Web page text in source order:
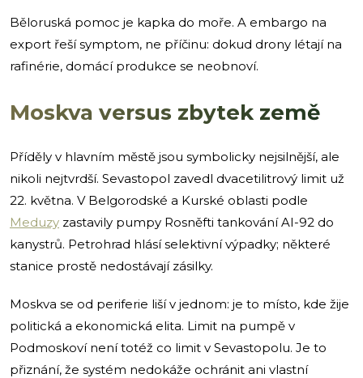
Běloruská pomoc je kapka do moře. A embargo na
export řeší symptom, ne příčinu: dokud drony létají na
rafinérie, domácí produkce se neobnoví.
Moskva versus zbytek země
Příděly v hlavním městě jsou symbolicky nejsilnější, ale
nikoli nejtvrdší. Sevastopol zavedl dvacetilitrový limit už
22. května. V Belgorodské a Kurské oblasti podle
Meduzy zastavily pumpy Rosněfti tankování AI-92 do
kanystrů. Petrohrad hlásí selektivní výpadky; některé
stanice prostě nedostávají zásilky.
Moskva se od periferie liší v jednom: je to místo, kde žije
politická a ekonomická elita. Limit na pumpě v
Podmoskoví není totéž co limit v Sevastopolu. Je to
přiznání, že systém nedokáže ochránit ani vlastní